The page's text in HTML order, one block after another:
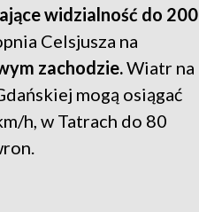
widzialność do 200
Celsjusza na
zachodzie.Wiatr na
mogą osiągać
h, w Tatrach do 80